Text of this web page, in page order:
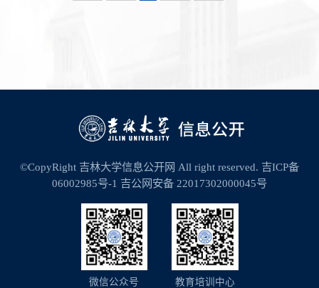
©CopyRight 吉林大学信息公开网 All right reserved. 吉ICP备
06002985号-1 吉公网安备 22017302000045号
微信公众号 教育培训中心